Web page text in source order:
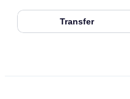
Transfer